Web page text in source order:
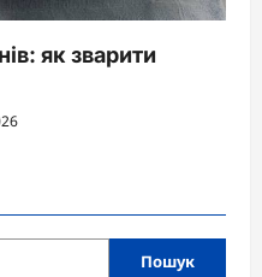
як зварити
Пошук